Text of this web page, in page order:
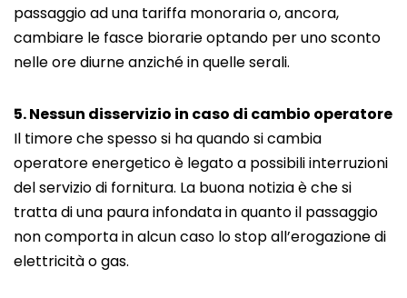
passaggio ad una tariffa monoraria o, ancora,
cambiare le fasce biorarie optando per uno sconto
nelle ore diurne anziché in quelle serali.
5. Nessun disservizio in caso di cambio operatore
Il timore che spesso si ha quando si cambia
operatore energetico è legato a possibili interruzioni
del servizio di fornitura. La buona notizia è che si
tratta di una paura infondata in quanto il passaggio
non comporta in alcun caso lo stop all’erogazione di
elettricità o gas.